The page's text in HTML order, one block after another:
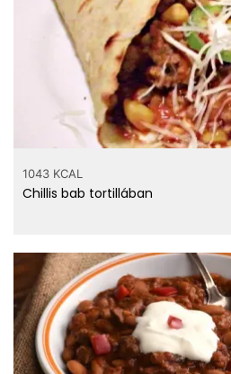
1043 KCAL
Chillis bab tortillában